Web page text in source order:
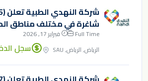
شاغرة في مختلف مناطق
Full Time
فبراير 17, 2026
الرياض, الرياض, SAU
سجل